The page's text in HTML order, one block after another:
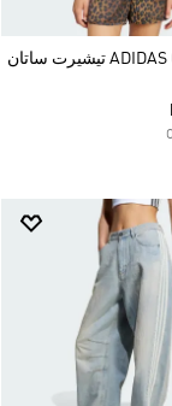
ADIDAS ORIGINALS تيشيرت ساتان